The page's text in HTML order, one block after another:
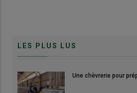
LES PLUS LUS
Une chèvrerie pour